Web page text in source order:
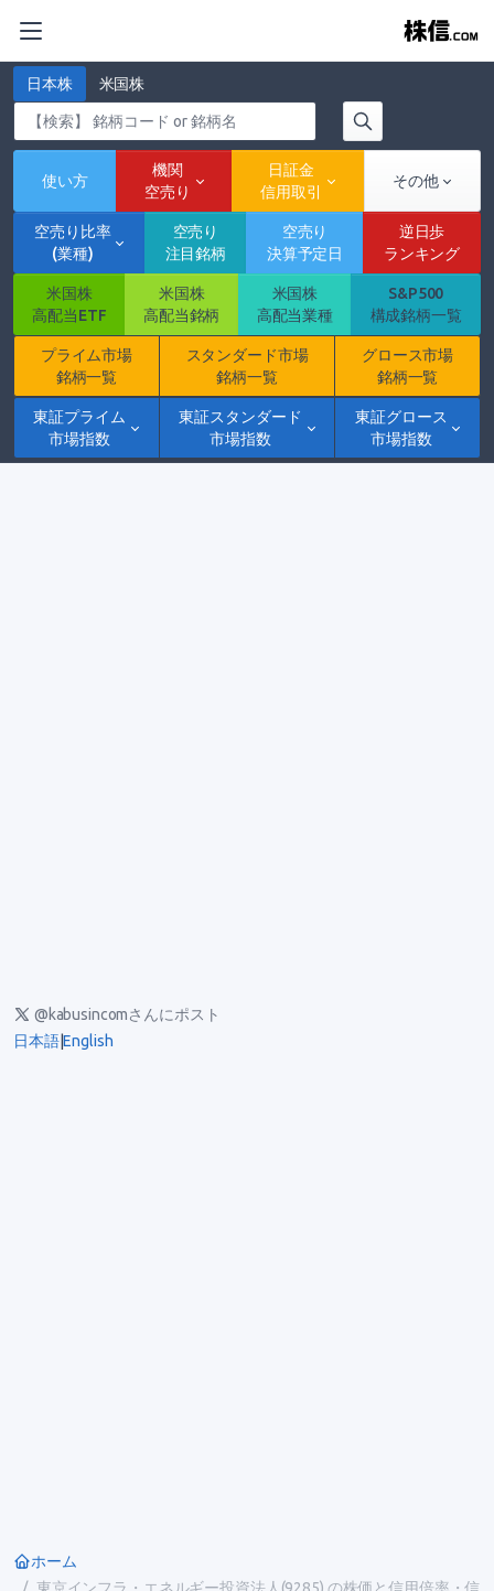
日本株 米国株
使い方
機関
空売り
日証金
信用取引
その他
空売り比率
(業種)
空売り
注目銘柄
空売り
決算予定日
逆日歩
ランキング
米国株
高配当ETF
米国株
高配当銘柄
米国株
高配当業種
S&P500
構成銘柄一覧
プライム市場
銘柄一覧
スタンダード市場
銘柄一覧
グロース市場
銘柄一覧
東証プライム
市場指数
東証スタンダード
市場指数
東証グロース
市場指数
@kabusincomさんにポスト
日本語|English
ホーム